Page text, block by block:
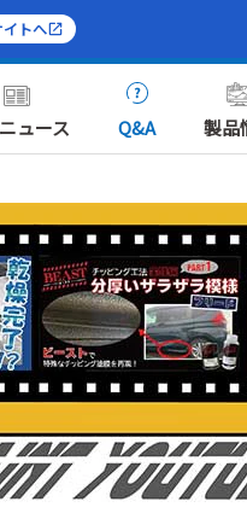
イトへ
ュース Q&A 製品